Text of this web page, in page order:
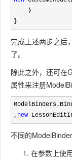
}
完成上述两步之后
了。
除此之外，还可在
属性来注册
, new
不同的
在参数上使